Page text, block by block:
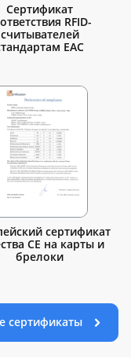
Сертификат
RFID-
считывателей
EAC
сертификат
СЕ на карты и
брелоки
сертификаты